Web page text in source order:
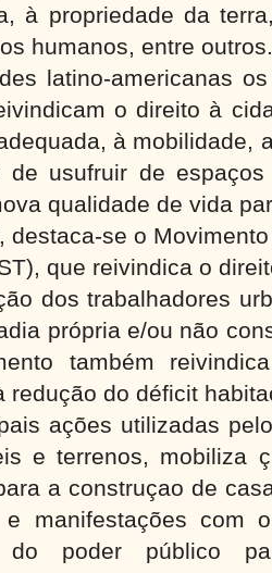
à propriedade da
humanos, entre outros.
latino-americanas
o direito à
à mobilidade,
de usufruir de
qualidade de vida
destaca-se o
que reivindica o
dos trabalhadores
própria e/ou não
também
redução do déficit
ações utilizadas
e terrenos, mobiliza
a construçao de
e manifestações com
do poder público